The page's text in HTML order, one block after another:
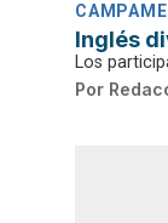
Inglés
Los
Por